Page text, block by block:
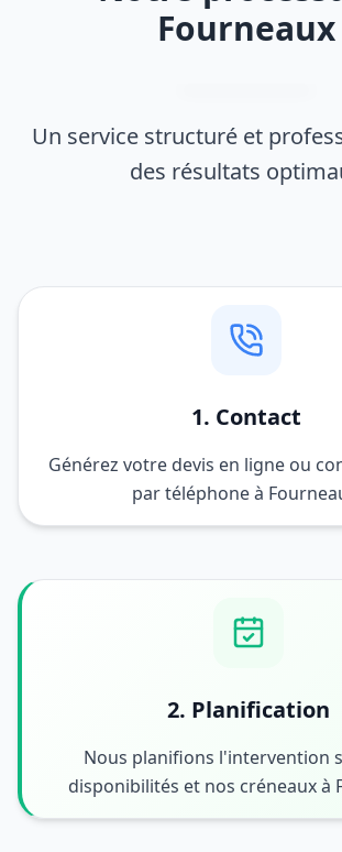
Fourneaux
Un service structuré et
des résultats
1. Contact
Générez votre devis en ligne ou
par téléphone à
2. Planification
Nous planifions l'intervention
disponibilités et nos créneaux à